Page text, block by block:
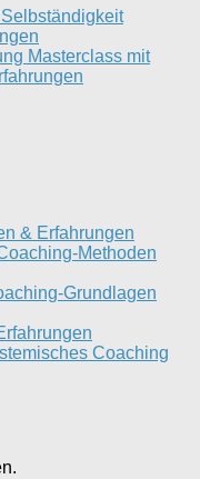
Masterclass mit
& Erfahrungen
Methoden
Grundlagen
Coaching